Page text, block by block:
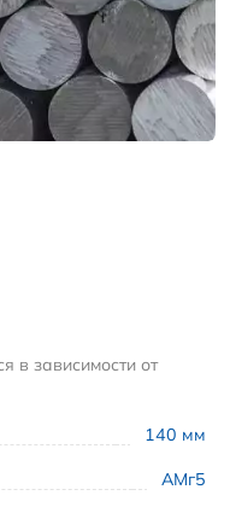
140 мм
АМг5
в зависимости от